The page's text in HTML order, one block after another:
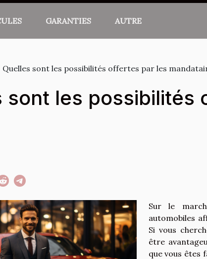
GARANTIES AUTRE
Quelles sont les possibilités offertes par les
sont les possibilités
Sur le
automobiles
Si vous
être
que vous êtes